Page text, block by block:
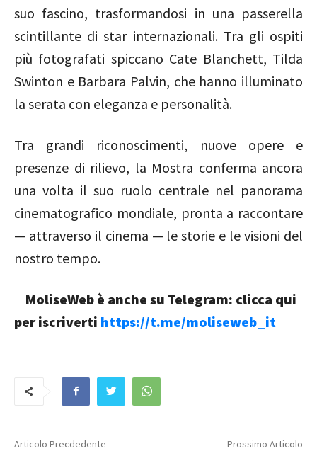
suo fascino, trasformandosi in una passerella
scintillante di star internazionali. Tra gli ospiti
più fotografati spiccano Cate Blanchett, Tilda
Swinton e Barbara Palvin, che hanno illuminato
la serata con eleganza e personalità.
Tra grandi riconoscimenti, nuove opere e
presenze di rilievo, la Mostra conferma ancora
una volta il suo ruolo centrale nel panorama
cinematografico mondiale, pronta a raccontare
— attraverso il cinema — le storie e le visioni del
nostro tempo.
MoliseWeb è anche su Telegram: clicca qui
per iscriverti https://t.me/moliseweb_it
Articolo Precdedente Prossimo Articolo